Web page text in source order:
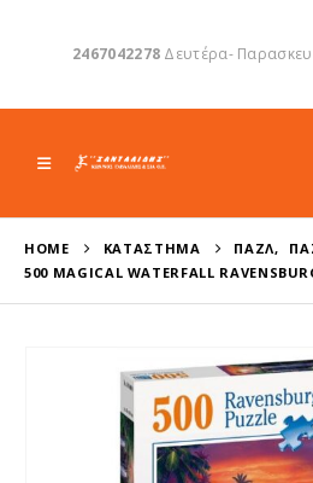
2467042278 Δευτέρα-
HOME ΚΑΤΆΣΤΗΜΑ ΠΑΖΛ,
500 MAGICAL WATERFALL